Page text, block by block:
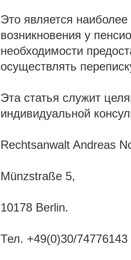
Это является
возникновения у
необходимости
осуществлять
Эта статья служит
индивидуальной
Rechtsanwalt Andreas
Münzstraße 5,
10178 Berlin.
Тел. +49(0)30/74776143